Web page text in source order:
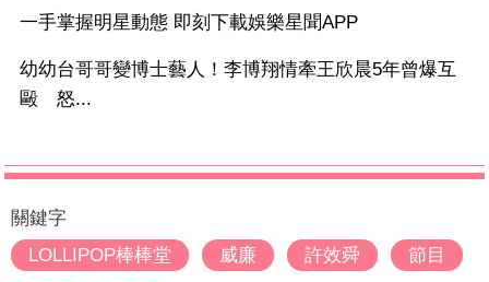
一手掌握明星動態 即刻下載娛樂星聞APP
幼幼台哥哥變博士藝人！李博翔情牽王欣晨5年曾爆互
毆 怒...
關鍵字
LOLLIPOP棒棒堂
威廉 許效舜 節目